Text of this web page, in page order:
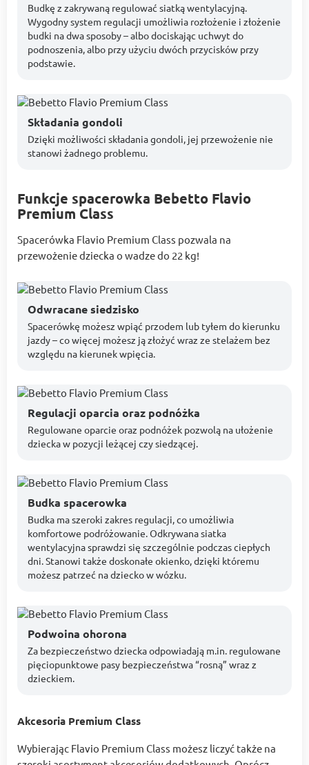
Budkę z zakrywaną regulować siatką wentylacyjną.
Wygodny system regulacji umożliwia rozłożenie i złożenie
budki na dwa sposoby – albo dociskając uchwyt do
podnoszenia, albo przy użyciu dwóch przycisków przy
podstawie.
Składania gondoli
Dzięki możliwości składania gondoli, jej przewożenie nie
stanowi żadnego problemu.
Funkcje spacerowka Bebetto Flavio
Premium Class
Spacerówka Flavio Premium Class pozwala na
przewożenie dziecka o wadze do 22 kg!
Odwracane siedzisko
Spacerówkę możesz wpiąć przodem lub tyłem do kierunku
jazdy – co więcej możesz ją złożyć wraz ze stelażem bez
względu na kierunek wpięcia.
Regulacji oparcia oraz podnóżka
Regulowane oparcie oraz podnóżek pozwolą na ułożenie
dziecka w pozycji leżącej czy siedzącej.
Budka spacerowka
Budka ma szeroki zakres regulacji, co umożliwia
komfortowe podróżowanie. Odkrywana siatka
wentylacyjna sprawdzi się szczególnie podczas ciepłych
dni. Stanowi także doskonałe okienko, dzięki któremu
możesz patrzeć na dziecko w wózku.
Podwoina ohorona
Za bezpieczeństwo dziecka odpowiadają m.in. regulowane
pięciopunktowe pasy bezpieczeństwa “rosną” wraz z
dzieckiem.
Akcesoria Premium Class
Wybierając Flavio Premium Class możesz liczyć także na